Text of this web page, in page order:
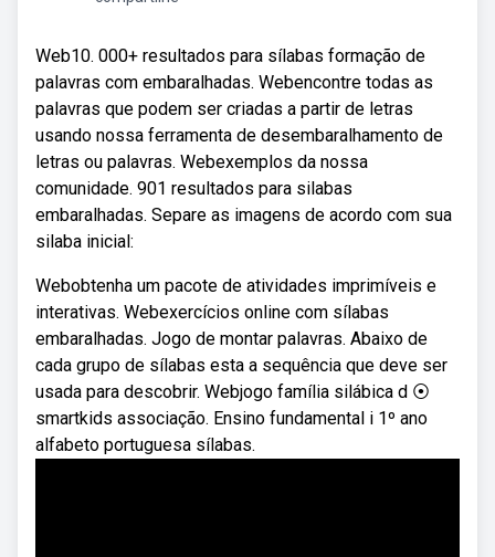
Web10. 000+ resultados para sílabas formação de
palavras com embaralhadas. Webencontre todas as
palavras que podem ser criadas a partir de letras
usando nossa ferramenta de desembaralhamento de
letras ou palavras. Webexemplos da nossa
comunidade. 901 resultados para silabas
embaralhadas. Separe as imagens de acordo com sua
silaba inicial:
Webobtenha um pacote de atividades imprimíveis e
interativas. Webexercícios online com sílabas
embaralhadas. Jogo de montar palavras. Abaixo de
cada grupo de sílabas esta a sequência que deve ser
usada para descobrir. Webjogo família silábica d ⦿
smartkids associação. Ensino fundamental i 1º ano
alfabeto portuguesa sílabas.